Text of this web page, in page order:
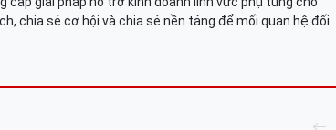
chia sẻ cơ hội và chia sẻ nền tảng để mối quan hệ đối